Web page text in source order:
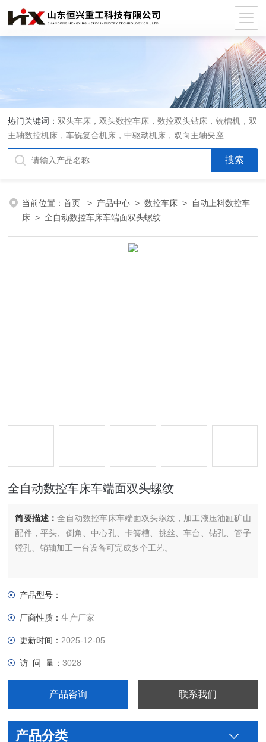
热门关键词：双头车床，双头数控车床，数控双头钻床，铣槽机，双
主轴数控机床，车铣复合机床，中驱动机床，双向主轴夹座
当前位置：首页 > 产品中心 >数控车床 > 自动上料数控车
床 > 全自动数控车床车端面双头螺纹
全自动数控车床车端面双头螺纹
简要描述：全自动数控车床车端面双头螺纹，加工液压油缸矿山
配件，平头、倒角、中心孔、卡簧槽、挑丝、车台、钻孔、管子
镗孔、销轴加工一台设备可完成多个工艺。
产品型号：
厂商性质：生产厂家
更新时间： 2025-12-05
访 问 量：3028
产品咨询 联系我们
产品分类